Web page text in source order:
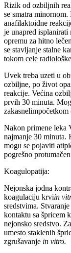
Rizik od ozbiljnih
se smatra
anafilaktoidne
je unapred
opremu za hitno
se stavljanje stalne
tokom cele
Uvek treba uzeti u
ozbiljne, po život
reakcije. Većina
prvih 30 minuta.
Nakon primene leka
najmanje 30 minuta.
mogu se pojaviti
pogrešno
Koagulopatija:
Nejonska jodna
koagulaciju krviin
sredstvima.
kontaktu sa špricem
nejonsko sredstvo.
umesto staklenih
zgrušavanje in vitro.